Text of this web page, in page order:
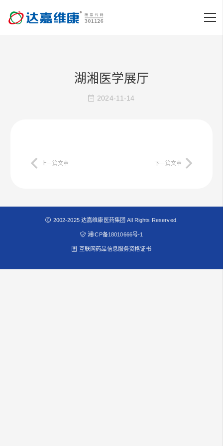
湖湘医学展厅
2024-11-14
上一篇文章 下一篇文章
2002-2025 达嘉维康医药集团 All Rights Reserved.
湘ICP备18010666号-1
互联网药品信息服务资格证书